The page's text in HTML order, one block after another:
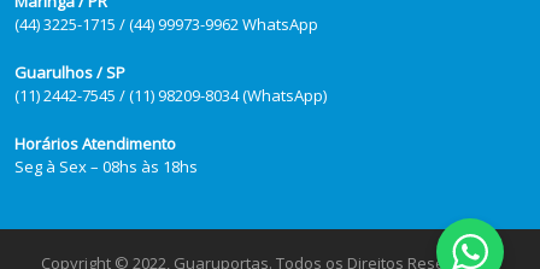
(44) 3225-1715 / (44) 99973-9962 WhatsApp
Guarulhos / SP
(11) 2442-7545 / (11) 98209-8034 (WhatsApp)
Horários Atendimento
Seg à Sex – 08hs às 18hs
Copyright © 2022, Guaruportas. Todos os Direitos Reservados.